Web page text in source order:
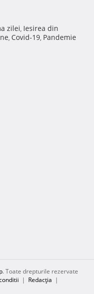
zilei, Iesirea din
, Covid-19, Pandemie
. Toate drepturile rezervate
| Redacţia |